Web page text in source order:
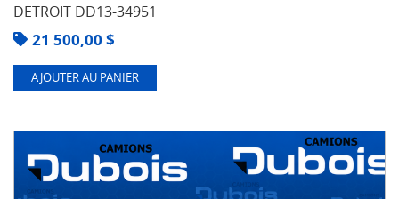
DETROIT DD13-34951
21 500,00 $
AJOUTER AU PANIER